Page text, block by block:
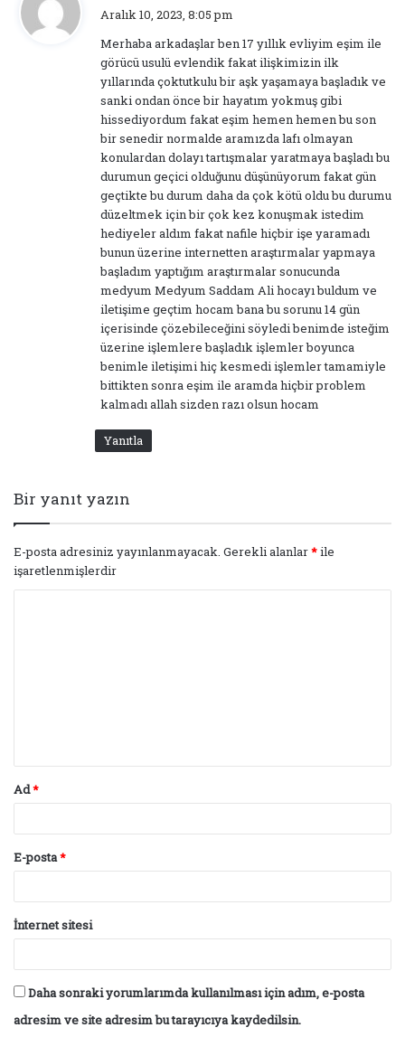
e
i
k
i
:
Aralık 10, 2023, 8:05 pm
Merhaba arkadaşlar ben 17 yıllık evliyim eşim ile
görücü usulü evlendik fakat ilişkimizin ilk
yıllarında çoktutkulu bir aşk yaşamaya başladık ve
sanki ondan önce bir hayatım yokmuş gibi
hissediyordum fakat eşim hemen hemen bu son
bir senedir normalde aramızda lafı olmayan
konulardan dolayı tartışmalar yaratmaya başladı bu
durumun geçici olduğunu düşünüyorum fakat gün
geçtikte bu durum daha da çok kötü oldu bu durumu
düzeltmek için bir çok kez konuşmak istedim
hediyeler aldım fakat nafile hiçbir işe yaramadı
bunun üzerine internetten araştırmalar yapmaya
başladım yaptığım araştırmalar sonucunda
medyum Medyum Saddam Ali hocayı buldum ve
iletişime geçtim hocam bana bu sorunu 14 gün
içerisinde çözebileceğini söyledi benimde isteğim
üzerine işlemlere başladık işlemler boyunca
benimle iletişimi hiç kesmedi işlemler tamamiyle
bittikten sonra eşim ile aramda hiçbir problem
kalmadı allah sizden razı olsun hocam
Yanıtla
Bir yanıt yazın
E-posta adresiniz yayınlanmayacak. Gerekli alanlar*ile
işaretlenmişlerdir
Ad*
E-posta*
İnternet sitesi
Daha sonraki yorumlarımda kullanılması için adım, e-posta
adresim ve site adresim bu tarayıcıya kaydedilsin.